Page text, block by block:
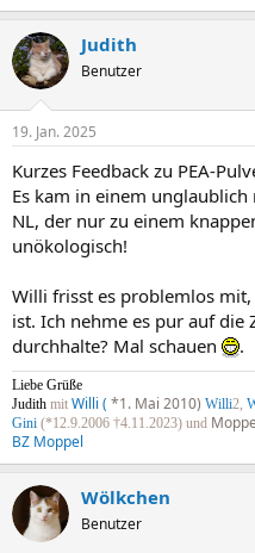
Judith
Benutzer
19. Jan. 2025
Kurzes Feedback zu PEA-
Es kam in einem
NL, der nur zu einem
unökologisch!
Willi frisst es problemlos
ist. Ich nehme es pur auf die
durchhalte? Mal schauen
.
Liebe Grüße
Judith mit Willi ( *1. Mai 2010) Willi2,
Gini (*12.9.2006 †4.11.2023) und
BZ Moppel
Wölkchen
Benutzer